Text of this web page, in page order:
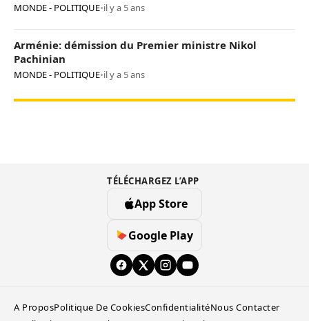
MONDE - POLITIQUE•il y a 5 ans
Arménie: démission du Premier ministre Nikol
Pachinian
MONDE - POLITIQUE•il y a 5 ans
TÉLÉCHARGEZ L’APP
App Store
Google Play
A ProposPolitique De CookiesConfidentialitéNous Contacter